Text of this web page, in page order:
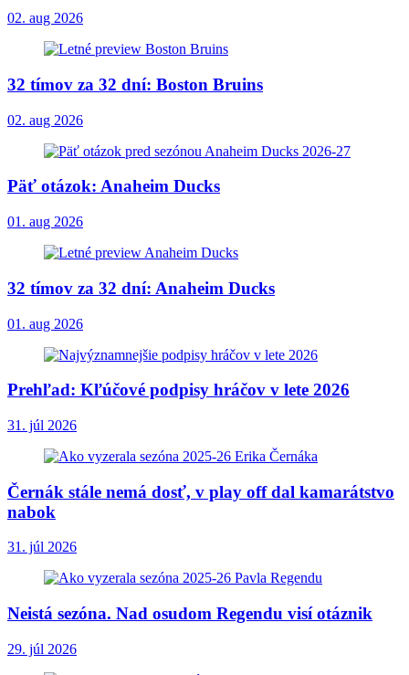
02. aug 2026
32 tímov za 32 dní: Boston Bruins
02. aug 2026
Päť otázok: Anaheim Ducks
01. aug 2026
32 tímov za 32 dní: Anaheim Ducks
01. aug 2026
Prehľad: Kľúčové podpisy hráčov v lete 2026
31. júl 2026
Černák stále nemá dosť, v play off dal kamarátstvo
nabok
31. júl 2026
Neistá sezóna. Nad osudom Regendu visí otáznik
29. júl 2026